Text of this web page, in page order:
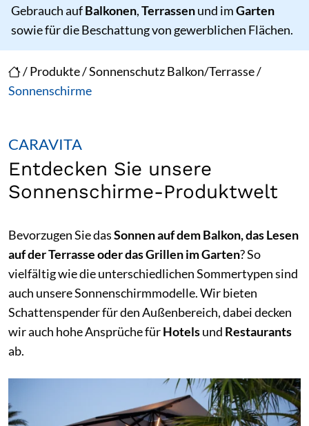
/Produkte/Sonnenschutz Balkon/Terrasse/
Sonnenschirme
Gebrauch aufBalkonen,Terrassenund imGarten
sowie für die Beschattung von gewerblichen Flächen.
CARAVITA
Entdecken Sie unsere
Sonnenschirme-Produktwelt
Bevorzugen Sie dasSonnen auf dem Balkon, das Lesen
auf der Terrasse oder das Grillen im Garten? So
vielfältig wie die unterschiedlichen Sommertypen sind
auch unsere Sonnenschirmmodelle. Wir bieten
Schattenspender für den Außenbereich, dabei decken
wir auch hohe Ansprüche fürHotelsund Restaurants
ab.